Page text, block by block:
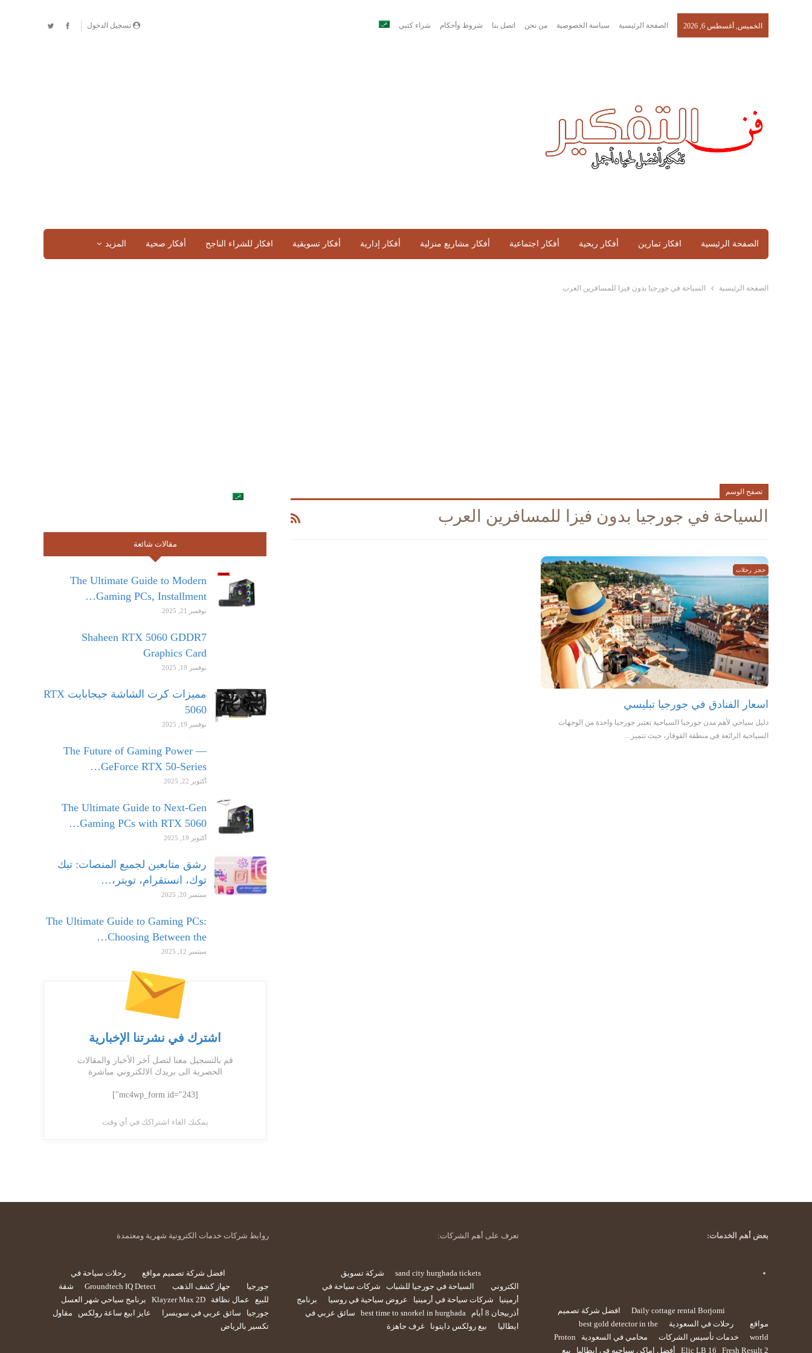
تسجيل الدخول الخميس, أغسطس 6, 2026 الصفحة الرئيسية سياسة الخصوصية من نحن اتصل بنا شروط وأحكام شراء كتبي
الصفحة الرئيسية افكار تمارين أفكار ربحية أفكار اجتماعية أفكار مشاريع منزلية أفكار إدارية أفكار تسويقية افكار للشراء الناجح أفكار صحية المزيد
الصفحة الرئيسية السياحة في جورجيا بدون فيزا للمسافرين العرب
تصفح الوسم
السياحة في جورجيا بدون فيزا للمسافرين العرب
حجز رحلات
اسعار الفنادق في جورجيا تبليسي
دليل سياحي لأهم مدن جورجيا السياحية تعتبر جورجيا واحدة من الوجهات
السياحية الرائعة في منطقة القوقاز، حيث تتميز…
مقالات شائعة
The Ultimate Guide to Modern
Gaming PCs, Installment…
نوفمبر 21, 2025
Shaheen RTX 5060 GDDR7
Graphics Card
نوفمبر 19, 2025
مميزات كرت الشاشة جيجابايت RTX
5060
نوفمبر 19, 2025
The Future of Gaming Power —
GeForce RTX 50-Series…
أكتوبر 22, 2025
The Ultimate Guide to Next-Gen
Gaming PCs with RTX 5060…
أكتوبر 19, 2025
رشق متابعين لجميع المنصات: تيك
توك، انستقرام، تويتر،…
سبتمبر 20, 2025
The Ultimate Guide to Gaming PCs:
Choosing Between the…
سبتمبر 12, 2025
اشترك في نشرتنا الإخبارية
قم بالتسجيل معنا لتصل آخر الأخبار والمقالات
الحصرية الى بريدك الالكتروني مباشرة
[mc4wp_form id="243"]
يمكنك الغاء اشتراكك في أي وقت
بعض أهم الخدمات:
Daily cottage rental Borjomi
افضل شركة تصميم
مواقع
رحلات في السعودية
best gold detector in the
world
خدمات تأسيس الشركات محامي في السعودية
Proton
Elic LB 16
Fresh Result 2 أفضل اماكن سياحيه في ايطاليا بيع
تعرف على أهم الشركات:
sand city hurghada tickets
شركة تسويق
الكتروني
السياحة في جورجيا للشباب
شركات سياحة في
أرمينيا
شركات سياحة في أرمينيا عروض سياحية في روسيا
برنامج
أذربيجان 8 أيام
best time to snorkel in hurghada
سائق عربي في
ايطاليا
بيع رولكس دايتونا غرف جاهزة
روابط شركات خدمات الكترونية شهرية ومعتمدة
افضل شركة تصميم مواقع
رحلات سياحة في
جورجيا
جهاز كشف الذهب Groundtech IQ Detect
شقة
للبيع
عمال نظافة Klayzer Max 2D
برنامج سياحي شهر العسل
جورجيا
سائق عربي في سويسرا عايز ابيع ساعة رولكس
مقاول
تكسير بالرياض